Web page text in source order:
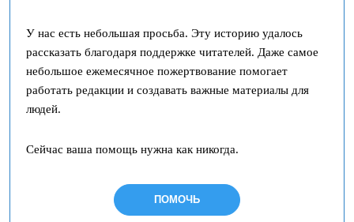
У нас есть небольшая просьба. Эту историю удалось
рассказать благодаря поддержке читателей. Даже самое
небольшое ежемесячное пожертвование помогает
работать редакции и создавать важные материалы для
людей.
Сейчас ваша помощь нужна как никогда.
ПОМОЧЬ